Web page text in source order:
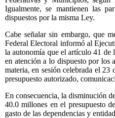
Igualmente, se mantienen las
dispuestos por la misma Ley.
Cabe señalar sin embargo, que
Federal Electoral informó al
la autonomía que el artículo 41
en atención a lo dispuesto por
materia, en sesión celebrada el
presupuesto autorizado,
En consecuencia, la disminución
40.0 millones en el presupuesto
gasto de las dependencias y